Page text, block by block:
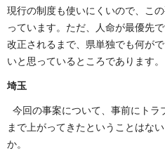
現行の制度も使いにくいので、こ
っています。ただ、人命が最優先
改正されるまで、県単独でも何が
いと思っているところであります。
埼玉
今回の事案について、事前にト
まで上がってきたということはな
か。